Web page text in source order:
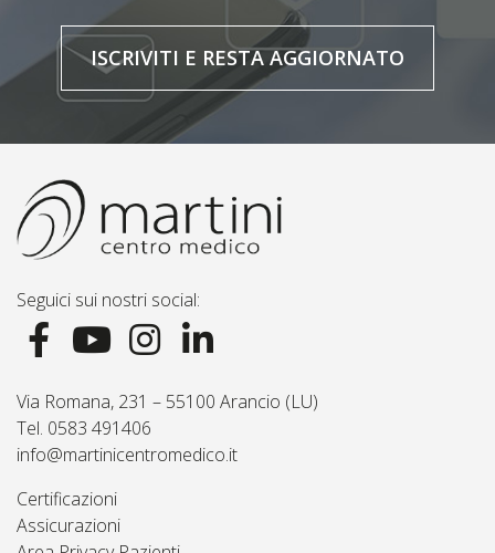
ISCRIVITI E RESTA AGGIORNATO
Seguici sui nostri social:
Via Romana, 231 – 55100 Arancio (LU)
Tel. 0583 491406
info@martinicentromedico.it
Certificazioni
Assicurazioni